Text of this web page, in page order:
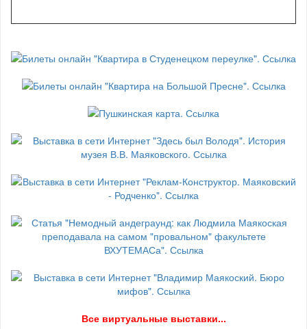
Все виртуальные выставки...